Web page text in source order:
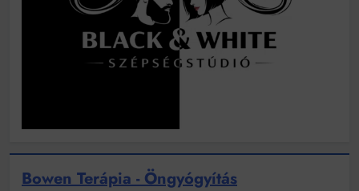
Bowen Terápia - Öngyógyítás